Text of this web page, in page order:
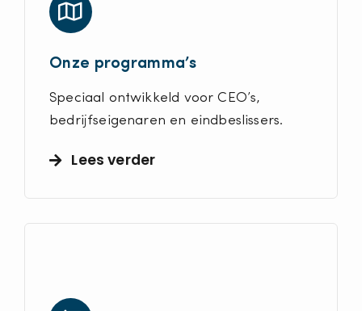
Onze programma’s
Speciaal ontwikkeld voor CEO’s,
bedrijfseigenaren en eindbeslissers.
Lees verder